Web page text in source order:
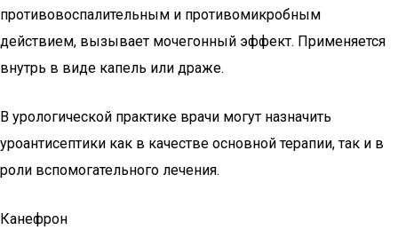
противовоспалительным и противомикробным
действием, вызывает мочегонный эффект. Применяется
внутрь в виде капель или драже.
В урологической практике врачи могут назначить
уроантисептики как в качестве основной терапии, так и в
роли вспомогательного лечения.
Канефрон